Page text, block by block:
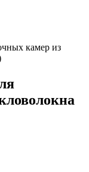
камер из